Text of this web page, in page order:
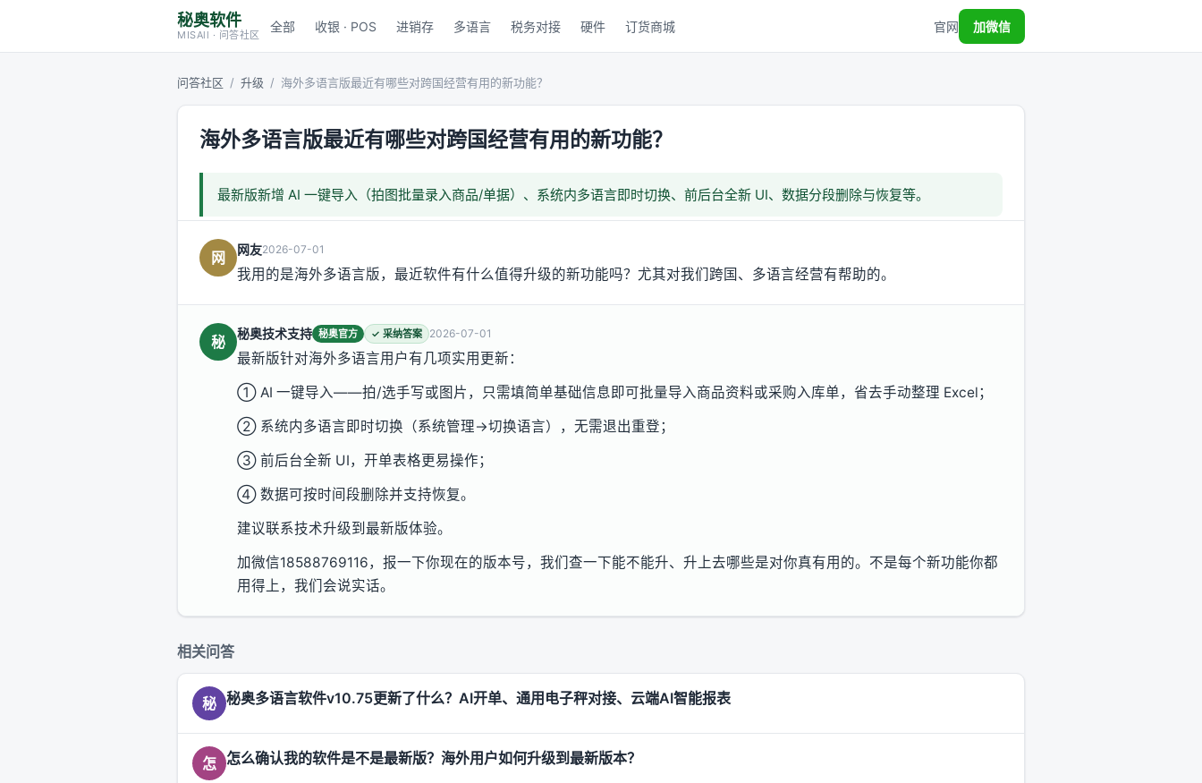
秘奥软件
MISAll · 问答社区
全部 收银 · POS 进销存 多语言 税务对接 硬件 订货商城 官网 加微信
问答社区 / 升级 / 海外多语言版最近有哪些对跨国经营有用的新功能？
海外多语言版最近有哪些对跨国经营有用的新功能？
最新版新增 AI 一键导入（拍图批量录入商品/单据）、系统内多语言即时切换、前后台全新 UI、数据分段删除与恢复等。
网 网友2026-07-01
我用的是海外多语言版，最近软件有什么值得升级的新功能吗？尤其对我们跨国、多语言经营有帮助的。
秘 秘奥技术支持 秘奥官方 ✓ 采纳答案 2026-07-01
最新版针对海外多语言用户有几项实用更新：
① AI 一键导入——拍/选手写或图片，只需填简单基础信息即可批量导入商品资料或采购入库单，省去手动整理 Excel；
② 系统内多语言即时切换（系统管理→切换语言），无需退出重登；
③ 前后台全新 UI，开单表格更易操作；
④ 数据可按时间段删除并支持恢复。
建议联系技术升级到最新版体验。
加微信18588769116，报一下你现在的版本号，我们查一下能不能升、升上去哪些是对你真有用的。不是每个新功能你都
用得上，我们会说实话。
相关问答
秘 秘奥多语言软件v10.75更新了什么？AI开单、通用电子秤对接、云端AI智能报表
怎 怎么确认我的软件是不是最新版？海外用户如何升级到最新版本？